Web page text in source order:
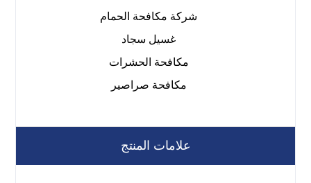
شركة مكافحة الحمام
غسيل سجاد
مكافحة الحشرات
مكافحة صراصير
علامات المنتج